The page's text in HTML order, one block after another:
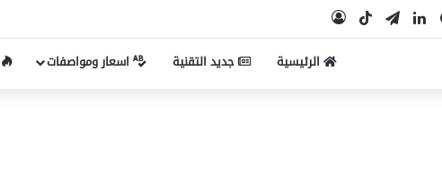
بينتيريست
لينكدإنتيلقرام‫TikTokتسجيل الدخول
الرئيسية
جديد التقنية اسعار ومواصفات